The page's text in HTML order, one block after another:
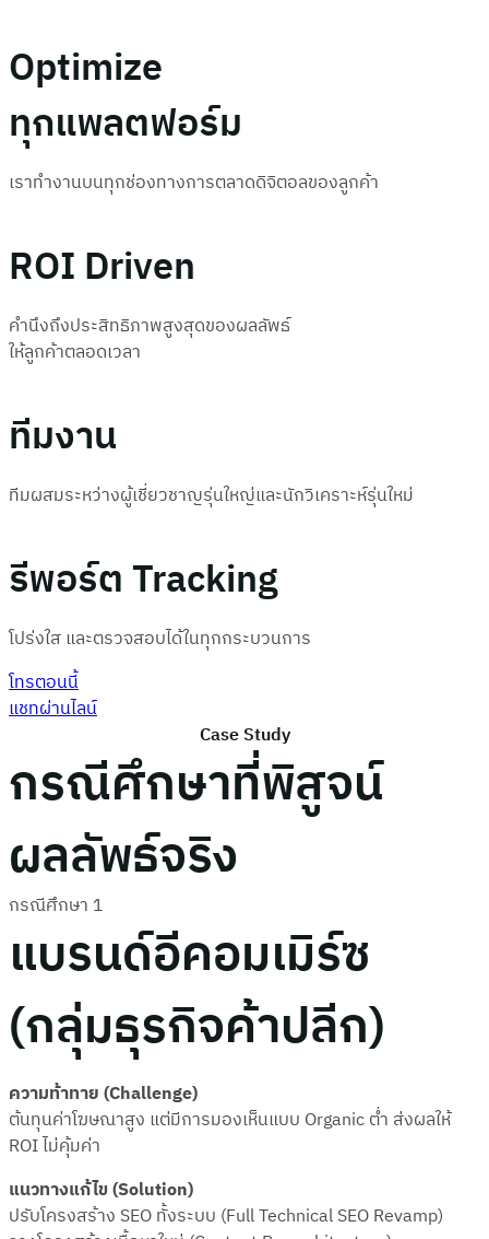
Optimize
ทุกแพลตฟอร์ม
เราทำงานบนทุกช่องทางการตลาดดิจิตอลของลูกค้า
ROI Driven
คำนึงถึงประสิทธิภาพสูงสุดของผลลัพธ์
ให้ลูกค้าตลอดเวลา
ทีมงาน
ทีมผสมระหว่างผู้เชี่ยวชาญรุ่นใหญ่และนักวิเคราะห์รุ่นใหม่
รีพอร์ต Tracking
โปร่งใส และตรวจสอบได้ในทุกกระบวนการ
โทรตอนนี้
แชทผ่านไลน์
Case Study
กรณีศึกษาที่พิสูจน์
ผลลัพธ์จริง
กรณีศึกษา 1
แบรนด์อีคอมเมิร์ซ
(กลุ่มธุรกิจค้าปลีก)
ความท้าทาย (Challenge)
ต้นทุนค่าโฆษณาสูง แต่มีการมองเห็นแบบ Organic ต่ำ ส่งผลให้
ROI ไม่คุ้มค่า
แนวทางแก้ไข (Solution)
ปรับโครงสร้าง SEO ทั้งระบบ (Full Technical SEO Revamp)